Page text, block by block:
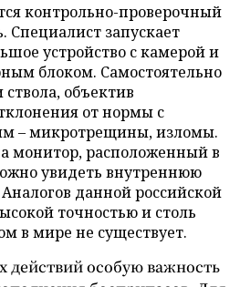
контрольно-проверочный
Специалист запускает
устройство с камерой и
блоком. Самостоятельно
объектив
от нормы с
– микротрещины, изломы.
монитор, расположенный в
увидеть внутреннюю
данной российской
точностью и столь
в мире не существует.
действий особую важность